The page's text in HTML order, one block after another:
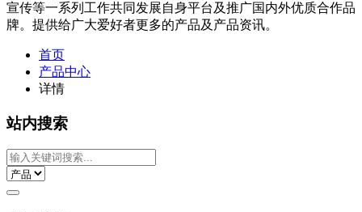
宣传等一系列工作共同发展自身平台及推广国内外优质合作品
牌。提供给广大爱好者更多的产品及产品资讯。
首页
产品中心
详情
站内搜索